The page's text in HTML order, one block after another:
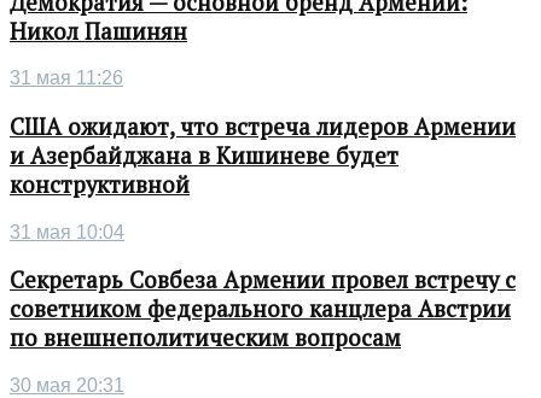
Никол Пашинян
31 мая 11:26
США ожидают, что встреча лидеров Армении
и Азербайджана в Кишиневе будет
конструктивной
31 мая 10:04
Секретарь Совбеза Армении провел встречу с
советником федерального канцлера Австрии
по внешнеполитическим вопросам
30 мая 20:31